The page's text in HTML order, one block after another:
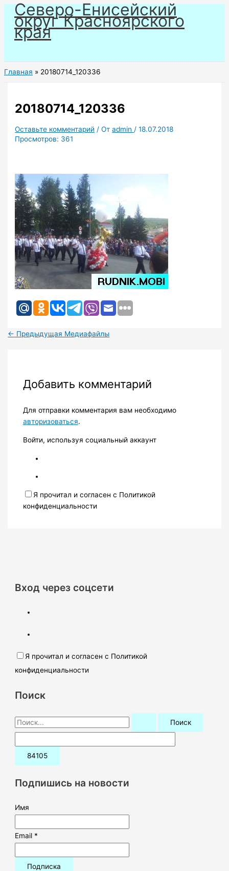
Перейти
содержимому
Северо-Енисейский
округ Красноярского
края
Главная 20180714_120336
20180714_120336
Оставьте комментарий / Отadmin /18.07.2018
Просмотров: 361
← Предыдущая Медиафайлы
Добавить комментарий
Для отправки комментария вам необходимо
авторизоваться.
Войти, используя социальный аккаунт
Я прочитал и согласен с Политикой
конфиденциальности
Вход через соцсети
Я прочитал и согласен с Политикой
конфиденциальности
Поиск
П
о
и
:Подпишись на новости
Имя
Email *